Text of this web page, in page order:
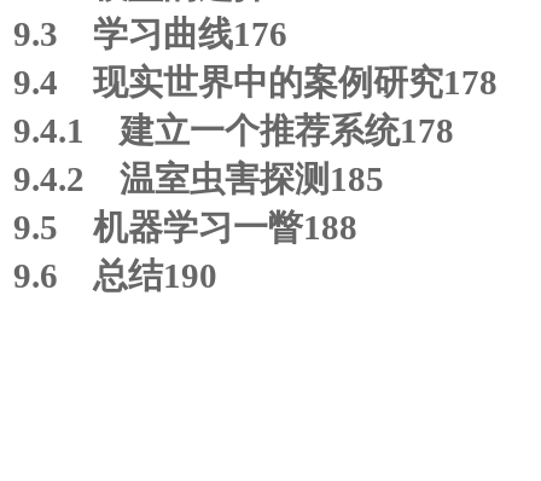
9.3 学习曲线176
9.4 现实世界中的案例研究178
9.4.1 建立一个推荐系统178
9.4.2 温室虫害探测185
9.5 机器学习一瞥188
9.6 总结190